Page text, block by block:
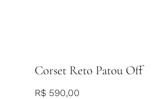
Corset Reto Patou Off
R$ 590,00